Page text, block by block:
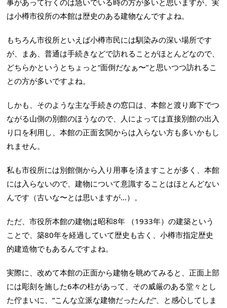
事があって行くのは急いでいる時の方が多いと思いますが、実
は小樽市役所の本館は歴史のある建物なんですよね。
もちろん市役所といえば小樽市民には馴染みの深い場所です
が、まあ、普通は手続きなどで訪れることがほとんどなので、
どちらかというとちょっと“面倒だなぁ〜”と思いつつ訪れるこ
との方が多いですよね。
しかも、そのような主な手続きの窓口は、本館と渡り廊下でつ
ながる山側の別館のほうなので、人によっては直接別館の出入
り口を利用し、本館の正面玄関からは入らない方も多いかもし
れません。
私も市役所には別館側から入り用事を済ますことが多く、本館
には入らないので、建物について意識することはほとんどない
んです（古いな〜とは思いますが…）。
ただ、市役所本館の建物は昭和8年 （1933年）の建築という
ことで、築80年を経過していて歴史も古く、小樽市指定歴史
的建造物でもあるんですよね。
実際に、改めて本館の正面から建物を眺めてみると、正面上部
には彫刻を施した6本の柱があって、その威厳のある堂々とし
た佇まいに、“こんな立派な建物だったんだ”、と感心してしま